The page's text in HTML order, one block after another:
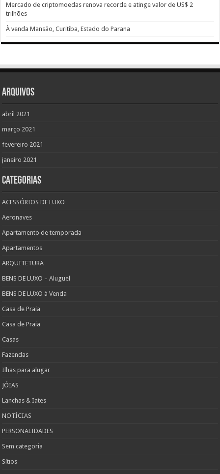
Mercado de criptomoedas renova recorde e atinge valor de US$ 2
trilhões
À venda Mansão, Curitiba, Estado do Parana
Arquivos
abril 2021
março 2021
fevereiro 2021
janeiro 2021
Categorias
ACESSÓRIOS DE LUXO
Aeronaves
Apartamento de temporada
Apartamentos
ARQUITETURA
BENS DE LUXO – Aluguel
BENS DE LUXO à Venda
Casa de Praia
Casa de Praia
Casas
Fazendas
Ilhas para alugar
JÓIAS
Lanchas & Iates
NOTÍCIAS
PERSONALIDADES
Sem categoria
Sítios